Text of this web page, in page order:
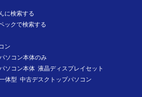
に検索する
ックで検索する
ン
ソコン本体のみ
ソコン本体 液晶ディスプレイセット
体型 中古デスクトップパソコン